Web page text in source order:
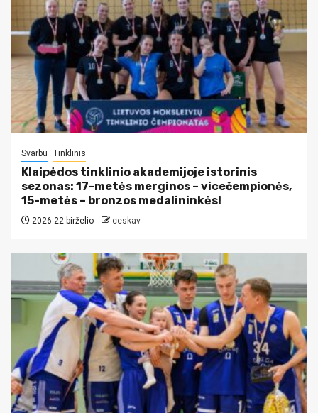
Svarbu Tinklinis
Klaipėdos tinklinio akademijoje istorinis
sezonas: 17-metės merginos – vicečempionės,
15-metės – bronzos medalininkės!
2026 22 birželio ceskav